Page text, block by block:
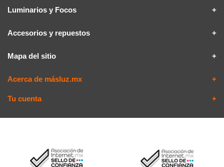
Luminarios y Focos
Accesorios y repuestos
Mapa del sitio
Acerca de másluz.mx
Tu cuenta